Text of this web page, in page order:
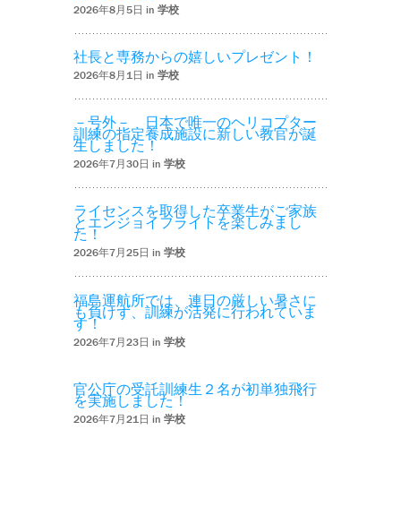
2026年8月5日 in 学校
社長と専務からの嬉しいプレゼント！
2026年8月1日 in 学校
－号外－ 日本で唯一のヘリコプター
訓練の指定養成施設に新しい教官が誕
生しました！
2026年7月30日 in 学校
ライセンスを取得した卒業生がご家族
とエンジョイフライトを楽しみまし
た！
2026年7月25日 in 学校
福島運航所では、連日の厳しい暑さに
も負けず、訓練が活発に行われていま
す！
2026年7月23日 in 学校
官公庁の受託訓練生２名が初単独飛行
を実施しました！
2026年7月21日 in 学校